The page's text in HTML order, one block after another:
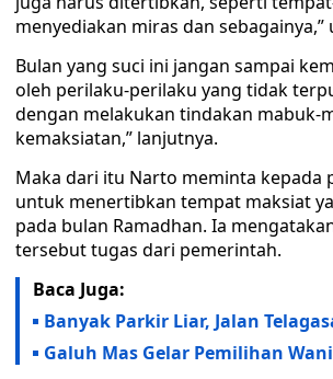
menyediakan miras dan sebagainya,”
Bulan yang suci ini jangan sampai
oleh perilaku-perilaku yang tidak
dengan melakukan tindakan mabuk-
kemaksiatan,” lanjutnya.
Maka dari itu Narto meminta kepada
untuk menertibkan tempat maksiat
pada bulan Ramadhan. Ia
tersebut tugas dari pemerintah.
Baca Juga:
Banyak Parkir Liar, Jalan
Galuh Mas Gelar Pemilihan